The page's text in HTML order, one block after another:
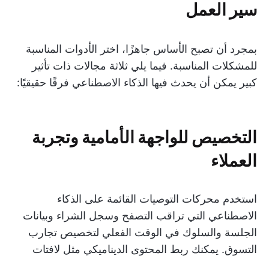
سير العمل
بمجرد أن تصبح الأساس جاهزًا، اختر الأدوات المناسبة
للمشكلات المناسبة. فيما يلي ثلاثة مجالات ذات تأثير
كبير يمكن أن يحدث فيها الذكاء الاصطناعي فرقًا حقيقيًا:
التخصيص للواجهة الأمامية وتجربة
العملاء
استخدم محركات التوصيات القائمة على الذكاء
الاصطناعي التي تراقب التصفح وسجل الشراء وبيانات
الجلسة والسلوك في الوقت الفعلي لتخصيص تجارب
التسوق. يمكنك ربط المحتوى الديناميكي مثل لافتات